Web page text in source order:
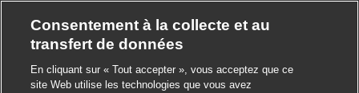
Consentement à la collecte et au
transfert de données
En cliquant sur « Tout accepter », vous acceptez que ce
site Web utilise les technologies que vous avez